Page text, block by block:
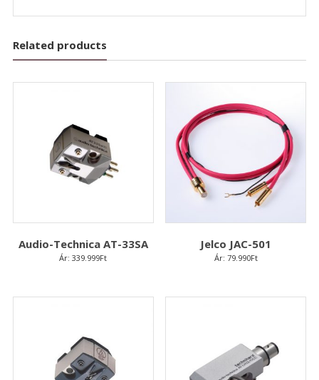
Related products
Audio-Technica AT-33SA
Ár: 339.999Ft
Jelco JAC-501
Ár: 79.990Ft